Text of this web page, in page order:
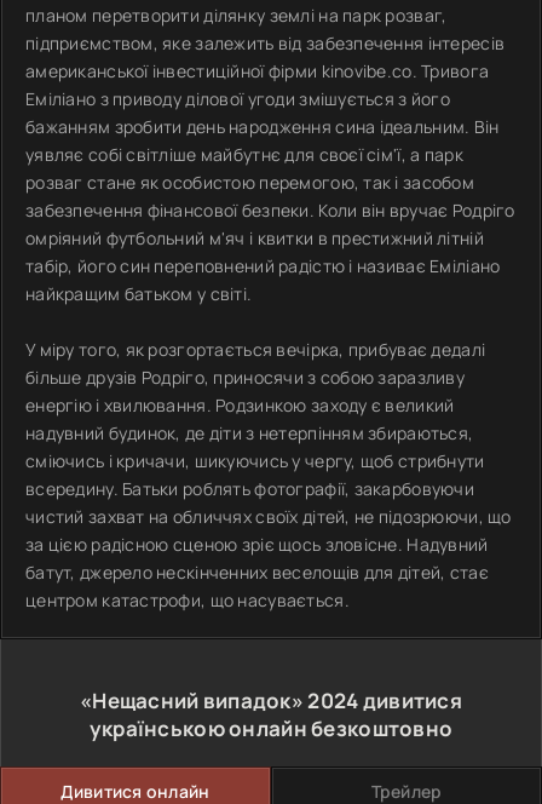
планом перетворити ділянку землі на парк розваг,
підприємством, яке залежить від забезпечення інтересів
американської інвестиційної фірми kinovibe.co. Тривога
Еміліано з приводу ділової угоди змішується з його
бажанням зробити день народження сина ідеальним. Він
уявляє собі світліше майбутнє для своєї сім'ї, а парк
розваг стане як особистою перемогою, так і засобом
забезпечення фінансової безпеки. Коли він вручає Родріго
омріяний футбольний м'яч і квитки в престижний літній
табір, його син переповнений радістю і називає Еміліано
найкращим батьком у світі.
У міру того, як розгортається вечірка, прибуває дедалі
більше друзів Родріго, приносячи з собою заразливу
енергію і хвилювання. Родзинкою заходу є великий
надувний будинок, де діти з нетерпінням збираються,
сміючись і кричачи, шикуючись у чергу, щоб стрибнути
всередину. Батьки роблять фотографії, закарбовуючи
чистий захват на обличчях своїх дітей, не підозрюючи, що
за цією радісною сценою зріє щось зловісне. Надувний
батут, джерело нескінченних веселощів для дітей, стає
центром катастрофи, що насувається.
«Нещасний випадок»2024дивитися
українською онлайн безкоштовно
Дивитися онлайн Трейлер